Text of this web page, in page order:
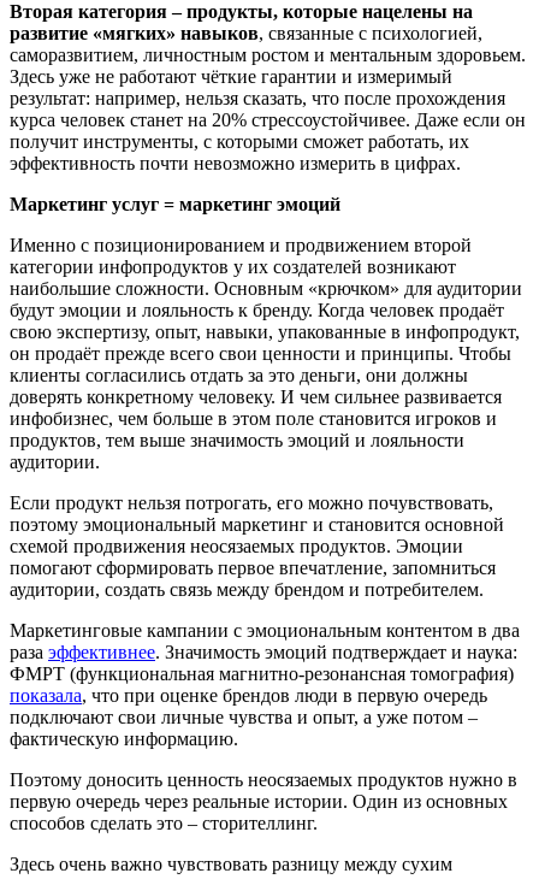
Вторая категория–продукты, которые нацелены на
развитие «мягких» навыков, связанные с психологией,
саморазвитием, личностным ростом и ментальным здоровьем.
Здесь уже не работают чёткие гарантии и измеримый
результат: например, нельзя сказать, что после прохождения
курса человек станет на 20% стрессоустойчивее. Даже если он
получит инструменты, с которыми сможет работать, их
эффективность почти невозможно измерить в цифрах.
Маркетинг услуг = маркетинг эмоций
Именно с позиционированием и продвижением второй
категории инфопродуктов у их создателей возникают
наибольшие сложности. Основным «крючком» для аудитории
будут эмоции и лояльность к бренду. Когда человек продаёт
свою экспертизу, опыт, навыки, упакованные в инфопродукт,
он продаёт прежде всего свои ценности и принципы. Чтобы
клиенты согласились отдать за это деньги, они должны
доверять конкретному человеку. И чем сильнее развивается
инфобизнес, чем больше в этом поле становится игроков и
продуктов, тем выше значимость эмоций и лояльности
аудитории.
Если продукт нельзя потрогать, его можно почувствовать,
поэтому эмоциональный маркетинг и становится основной
схемой продвижения неосязаемых продуктов. Эмоции
помогают сформировать первое впечатление, запомниться
аудитории, создать связь между брендом и потребителем.
Маркетинговые кампании с эмоциональным контентом в два
раза эффективнее. Значимость эмоций подтверждает и наука:
ФМРТ (функциональная магнитно-резонансная томография)
показала, что при оценке брендов люди в первую очередь
подключают свои личные чувства и опыт, а уже потом –
фактическую информацию.
Поэтому доносить ценность неосязаемых продуктов нужно в
первую очередь через реальные истории. Один из основных
способов сделать это – сторителлинг.
Здесь очень важно чувствовать разницу между сухим